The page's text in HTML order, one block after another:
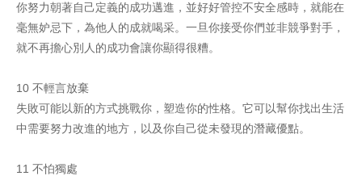
你努力朝著自己定義的成功邁進，並好好管控不安全感時，就能在
毫無妒忌下，為他人的成就喝采。一旦你接受你們並非競爭對手，
就不再擔心別人的成功會讓你顯得很糟。
10 不輕言放棄
失敗可能以新的方式挑戰你，塑造你的性格。它可以幫你找出生活
中需要努力改進的地方，以及你自己從未發現的潛藏優點。
11 不怕獨處